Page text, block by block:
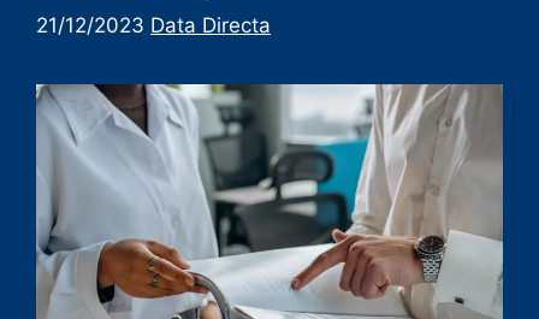
21/12/2023 Data Directa